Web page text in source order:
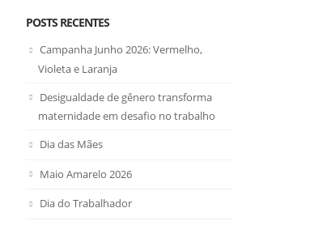
POSTS RECENTES
Campanha Junho 2026: Vermelho,
Violeta e Laranja
Desigualdade de gênero transforma
maternidade em desafio no trabalho
Dia das Mães
Maio Amarelo 2026
Dia do Trabalhador